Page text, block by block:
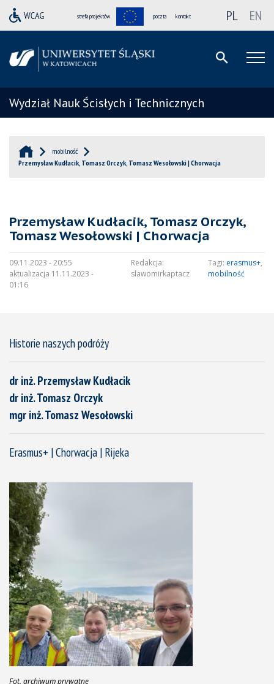
strefa projektów poczta kontakt PL EN
Wydział Nauk Ścisłych i Technicznych
mobilność
Przemysław Kudłacik, Tomasz Orczyk, Tomasz Wesołowski | Chorwacja
Przemysław Kudłacik, Tomasz Orczyk,
Tomasz Wesołowski | Chorwacja
09.11.2023 - 20:55
aktualizacja 11.11.2023 -
01:16
Redakcja:
slawomirkaptacz
Tagi: erasmus+,
mobilność
Historie naszych podróży
dr inż. Przemysław Kudłacik
dr inż. Tomasz Orczyk
mgr inż. Tomasz Wesołowski
Erasmus+ | Chorwacja | Rijeka
Fot. archiwum prywatne